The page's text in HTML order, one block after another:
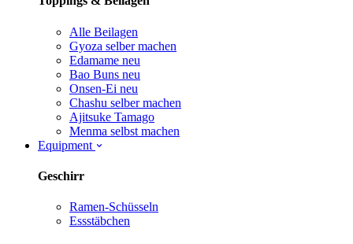
Alle Beilagen
Gyoza selber machen
Edamame neu
Bao Buns neu
Onsen-Ei neu
Chashu selber machen
Ajitsuke Tamago
Menma selbst machen
Equipment
Geschirr
Ramen-Schüsseln
Essstäbchen